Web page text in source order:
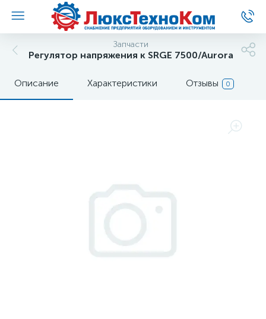
Запчасти
Регулятор напряжения к SRGE 7500/Aurora
Описание Характеристики Отзывы 0